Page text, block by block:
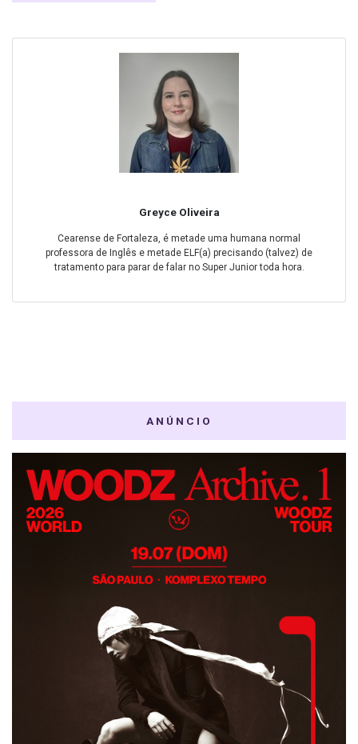
Greyce Oliveira
Cearense de Fortaleza, é metade uma humana normal
professora de Inglês e metade ELF(a) precisando (talvez) de
tratamento para parar de falar no Super Junior toda hora.
ANÚNCIO